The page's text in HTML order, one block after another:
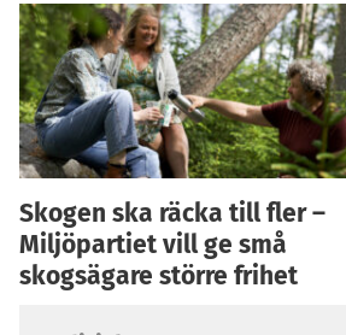
Skogen ska räcka till fler –
Miljöpartiet vill ge små
skogsägare större frihet